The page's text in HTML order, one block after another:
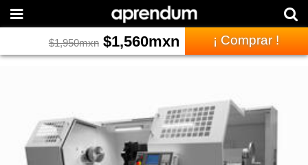
$1,950mxn $1,560mxn ¡ Comprar !